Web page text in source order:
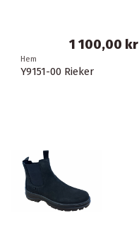
Hem
Y9151-00 Rieker
1 100,00 kr